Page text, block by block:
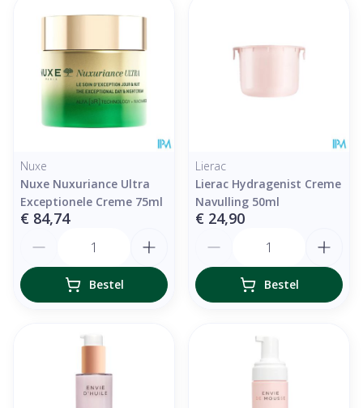
Nuxe
Nuxe Nuxuriance Ultra
Exceptionele Creme 75ml
€ 84,74
Bestel
Lierac
Lierac Hydragenist Creme
Navulling 50ml
€ 24,90
Bestel